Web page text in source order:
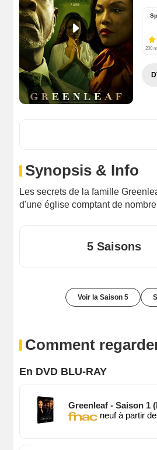
200
Synopsis & Info
Les secrets de la famille
d'une église comptant de
5 Saisons
Voir la Saison 5
Comment
En DVD BLU-RAY
Greenleaf - Saison 1
neuf à partir